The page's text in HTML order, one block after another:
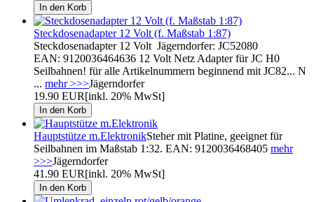
Steckdosenadapter 12 Volt (f. Maßstab 1:87)
Steckdosenadapter 12 Volt Jägerndorfer: JC52080
EAN: 9120036464636 12 Volt Netz Adapter für JC H0
Seilbahnen! für alle Artikelnummern beginnend mit JC82... N
... mehr >>>Jägerndorfer
19.90 EUR[inkl. 20% MwSt]
Hauptstütze m.ElektronikSteher mit Platine, geeignet für
Seilbahnen im Maßstab 1:32. EAN: 9120036468405 mehr
>>>Jägerndorfer
41.90 EUR[inkl. 20% MwSt]